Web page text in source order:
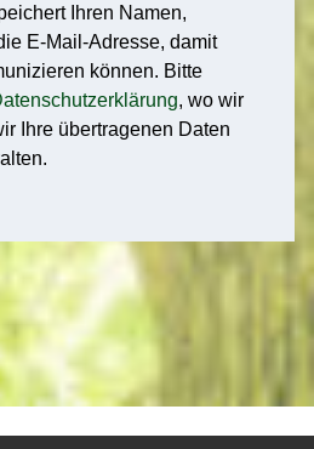
Ihren Namen,
E-Mail-Adresse, damit
können. Bitte
, wo wir
Ihre übertragenen Daten